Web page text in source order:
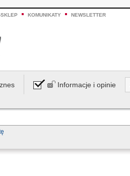
KOMUNIKATY NEWSLETTER
Informacje i opinie